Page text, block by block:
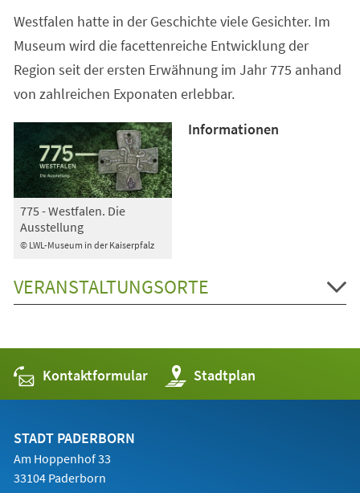
neuen
Westfalen hatte in der Geschichte viele Gesichter. Im
Museum wird die facettenreiche Entwicklung der
Region seit der ersten Erwähnung im Jahr 775 anhand
von zahlreichen Exponaten erlebbar.
© LWL-Museum in der Kaiserpfalz
775 - Westfalen. Die
Ausstellung
Informationen
VERANSTALTUNGSORTE
Kontaktformular Stadtplan
(Öffnet
in
einem
STADT PADERBORN
Am Hoppenhof 33
33104 Paderborn